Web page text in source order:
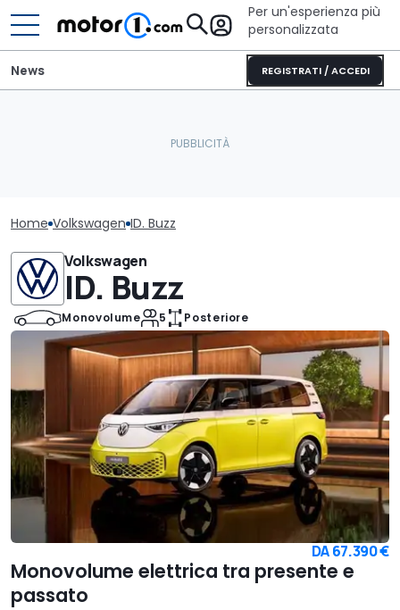
Per un'esperienza più
personalizzata
REGISTRATI / ACCEDI
News
Home Volkswagen ID. Buzz
Volkswagen
ID. Buzz
Monovolume 5 Posteriore
DA67.390 €
Monovolume elettrica tra presente e
passato